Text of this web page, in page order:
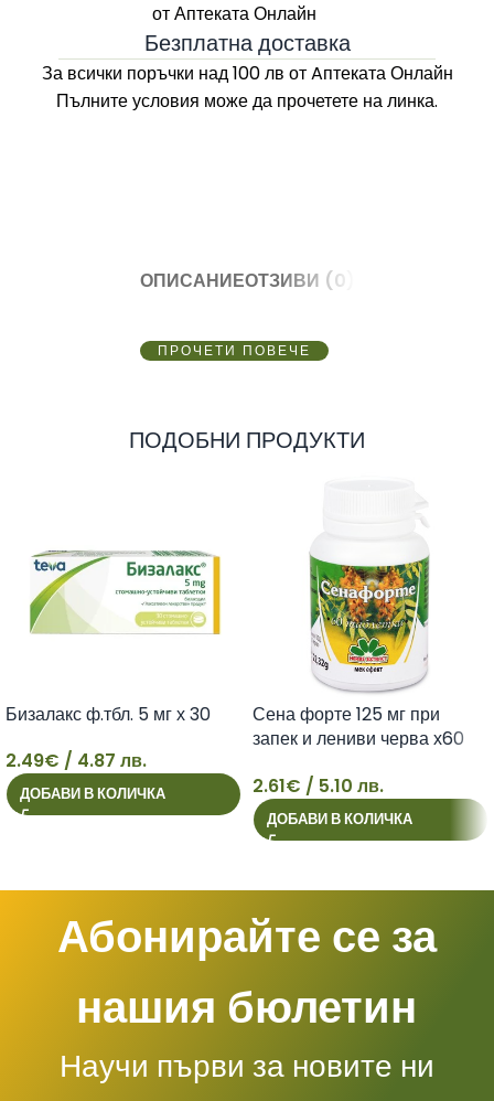
Безплатна доставка
За всички поръчки над 100 лв от Aптеката Онлайн
Пълните условия може да прочетете на линка.
ОПИСАНИЕОТЗИВИ (0)
ПРОЧЕТИ ПОВЕЧЕ
ПОДОБНИ ПРОДУКТИ
2
Бизалакс ф.тбл. 5 мг х 30
2.49€ / 4.87 лв.
ДОБАВИ В КОЛИЧКА 2
Сена форте 125 мг при
запек и лениви черва х60
2.61€ / 5.10 лв.
ДОБАВИ В КОЛИЧКА
Абонирайте се за
нашия бюлетин
Научи първи за новите ни